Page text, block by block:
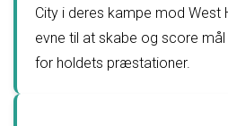
City i deres kampe mod West
evne til at skabe og score
for holdets præstationer.